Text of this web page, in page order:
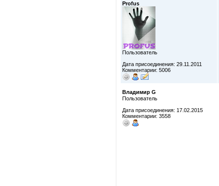
Profus
Пользователь
Дата присоединения: 29.11.2011
Комментарии: 5006
Владимир G
Пользователь
Дата присоединения: 17.02.2015
Комментарии: 3558